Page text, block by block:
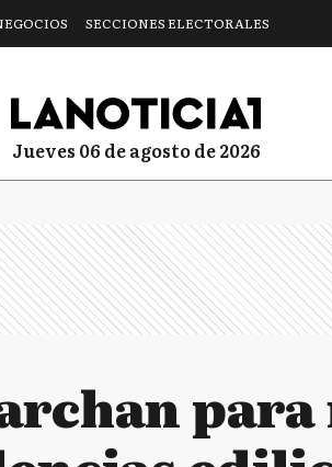
SECCIONES ELECTORALES
jueves 06 de agosto de 2026